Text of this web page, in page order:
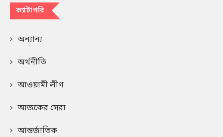
ক্যাটাগরি
অন্যান্য
অর্থনীতি
আওয়ামী লীগ
আজকের সেরা
আন্তর্জাতিক